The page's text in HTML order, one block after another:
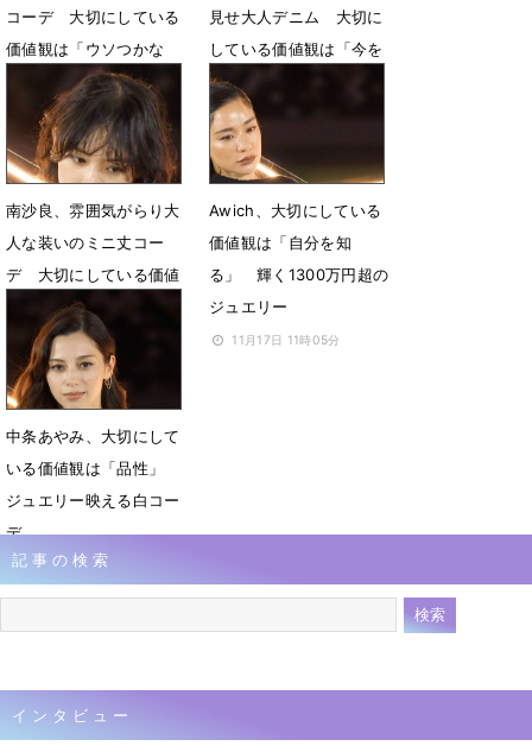
コーデ 大切にしている
価値観は「ウソつかな
11月17日 11時33分
見せ大人デニム 大切に
している価値観は「今を
精一杯」
11月17日 11時22分
南沙良、雰囲気がらり大
人な装いのミニ丈コー
デ 大切にしている価値
観は「真摯」
11月17日 11時15分
Awich、大切にしている
価値観は「自分を知
る」 輝く1300万円超の
ジュエリー
11月17日 11時05分
中条あやみ、大切にして
いる価値観は「品性」
ジュエリー映える白コー
デ
11月17日 10時46分
記事の検索
インタビュー